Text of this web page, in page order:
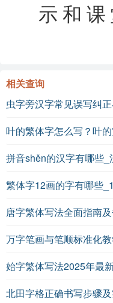
示和
相关查询
虫字旁汉字常见误写纠
叶的繁体字怎么写？叶
拼音shěn的汉字有哪些_
繁体字12画的字有哪些
唐字繁体写法全面指南
万字笔画与笔顺标准化
始字繁体写法2025年最
北田字格正确书写步骤